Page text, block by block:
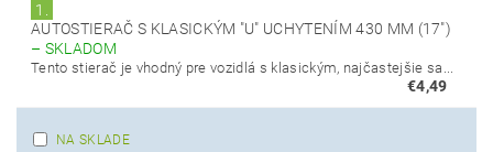
1.
AUTOSTIERAČ S KLASICKÝM "U" UCHYTENÍM 430 MM (17")
– SKLADOM
Tento stierač je vhodný pre vozidlá s klasickým, najčastejšie sa...
€4,49
NA SKLADE